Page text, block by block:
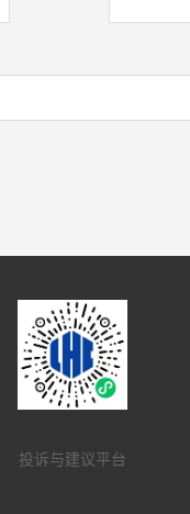
投诉与建议平台